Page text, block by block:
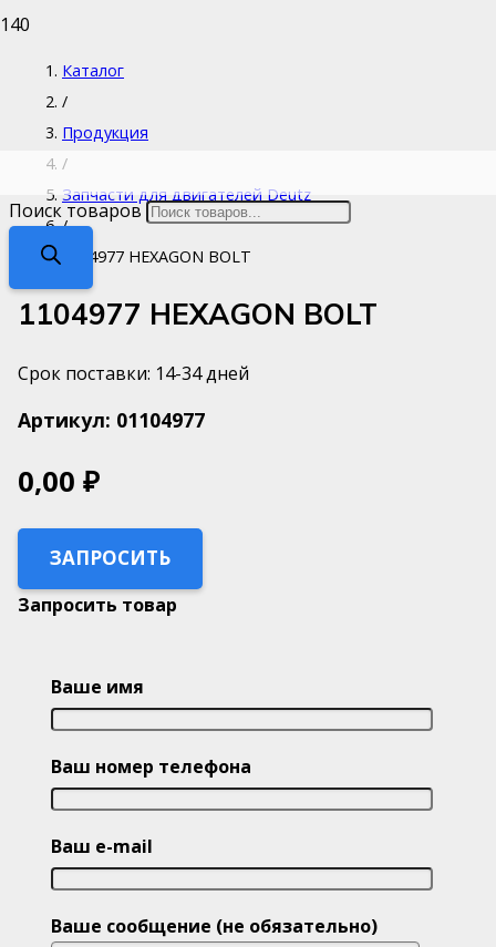
Поиск товаров
Каталог
/
Продукция
/
Запчасти для двигателей Deutz
/
1104977 HEXAGON BOLT
1104977 HEXAGON BOLT
Срок поставки: 14-34 дней
Артикул: 01104977
0,00 ₽
ЗАПРОСИТЬ
Запросить товар
Ваше имя
Ваш номер телефона
Ваш e-mail
Ваше сообщение (не обязательно)